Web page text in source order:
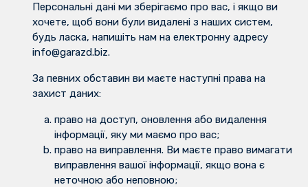
Персональні дані ми зберігаємо про вас, і якщо ви
хочете, щоб вони були видалені з наших систем,
будь ласка, напишіть нам на електронну адресу
info@garazd.biz.
За певних обставин ви маєте наступні права на
захист даних:
право на доступ, оновлення або видалення
інформації, яку ми маємо про вас;
право на виправлення. Ви маєте право вимагати
виправлення вашої інформації, якщо вона є
неточною або неповною;